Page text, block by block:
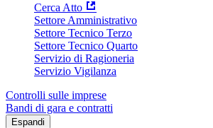
Cerca Atto
Settore Amministrativo
Settore Tecnico Terzo
Settore Tecnico Quarto
Servizio di Ragioneria
Servizio Vigilanza
Controlli sulle imprese
Bandi di gara e contratti
Espandi